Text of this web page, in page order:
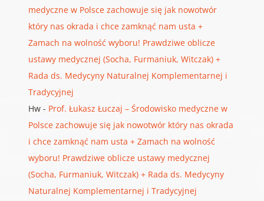
medyczne w Polsce zachowuje się jak nowotwór
który nas okrada i chce zamknąć nam usta +
Zamach na wolność wyboru! Prawdziwe oblicze
ustawy medycznej (Socha, Furmaniuk, Witczak) +
Rada ds. Medycyny Naturalnej Komplementarnej i
Tradycyjnej
Hw- Prof. Łukasz Łuczaj – Środowisko medyczne w
Polsce zachowuje się jak nowotwór który nas okrada
i chce zamknąć nam usta + Zamach na wolność
wyboru! Prawdziwe oblicze ustawy medycznej
(Socha, Furmaniuk, Witczak) + Rada ds. Medycyny
Naturalnej Komplementarnej i Tradycyjnej